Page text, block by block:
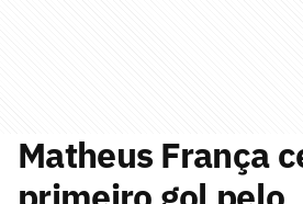
Matheus França